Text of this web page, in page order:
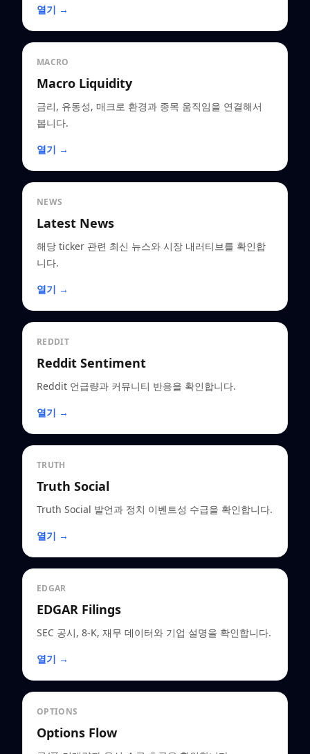
열기 →
MACRO
Macro Liquidity
금리, 유동성, 매크로 환경과 종목 움직임을 연결해서
봅니다.
열기 →
NEWS
Latest News
해당 ticker 관련 최신 뉴스와 시장 내러티브를 확인합
니다.
열기 →
REDDIT
Reddit Sentiment
Reddit 언급량과 커뮤니티 반응을 확인합니다.
열기 →
TRUTH
Truth Social
Truth Social 발언과 정치 이벤트성 수급을 확인합니다.
열기 →
EDGAR
EDGAR Filings
SEC 공시, 8-K, 재무 데이터와 기업 설명을 확인합니다.
열기 →
OPTIONS
Options Flow